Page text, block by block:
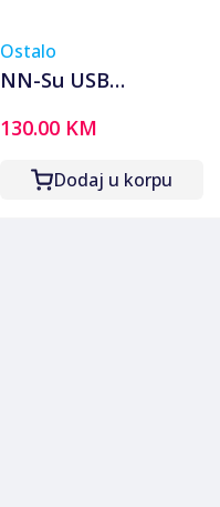
Ostalo
NN-Su USB
tester za brzo
punjenje - FNB48S
130.00 KM
Dodaj u korpu